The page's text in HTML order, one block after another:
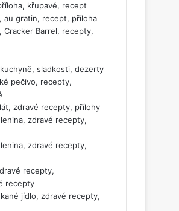
křupavé, recept
au gratin, recept, příloha
Cracker Barrel, recepty,
sladkosti, dezerty
pečivo, recepty,
zdravé recepty, přílohy
zdravé recepty,
zdravé recepty,
recepty,
recepty
jídlo, zdravé recepty,